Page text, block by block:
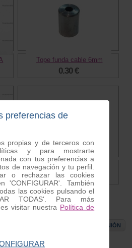
Tope funda cable 6mm
0.30 €
Tirador aire Vespa
3.50 €
ESCRIBIR OPINIÓN
preferencias de
propias y de terceros con
y para mostrarte
con tus preferencias a
de navegación y tu perfil.
o rechazar las cookies
'CONFIGURAR'. También
las cookies pulsando el
TODAS'. Para más
visitar nuestra Política de